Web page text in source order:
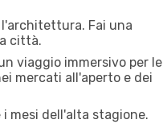
Fai una
città.
viaggio immersivo per le
mercati all'aperto e dei
mesi dell'alta stagione.